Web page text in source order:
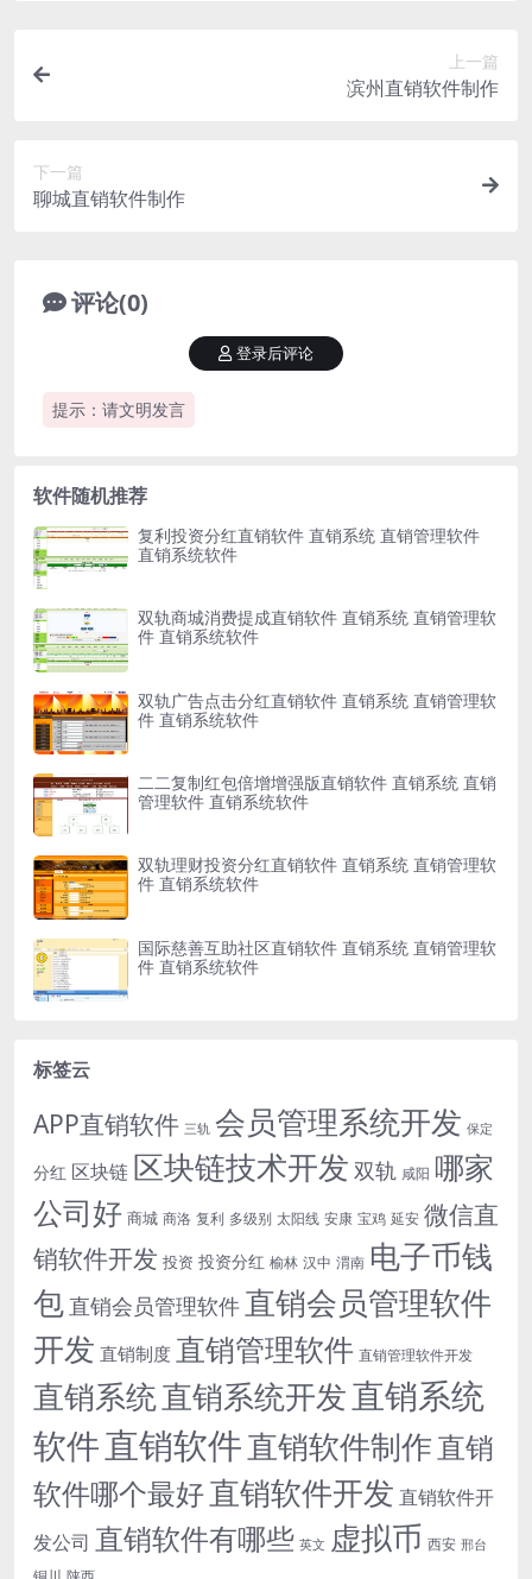
上一篇
滨州直销软件制作
下一篇
聊城直销软件制作
评论(0)
提示：请文明发言
登录后评论
软件随机推荐
复利投资分红直销软件 直销系统 直销管理软件
直销系统软件
双轨商城消费提成直销软件 直销系统 直销管理软
件 直销系统软件
双轨广告点击分红直销软件 直销系统 直销管理软
件 直销系统软件
二二复制红包倍增增强版直销软件 直销系统 直销
管理软件 直销系统软件
双轨理财投资分红直销软件 直销系统 直销管理软
件 直销系统软件
国际慈善互助社区直销软件 直销系统 直销管理软
件 直销系统软件
标签云
APP直销软件 三轨 会员管理系统开发 保定
分红 区块链 区块链技术开发 双轨 咸阳 哪家
公司好 商城 商洛 复利 多级别 太阳线 安康 宝鸡 延安 微信直
销软件开发 投资 投资分红 榆林 汉中 渭南 电子币钱
包 直销会员管理软件 直销会员管理软件
开发 直销制度 直销管理软件 直销管理软件开发
直销系统直销系统开发直销系统
软件直销软件直销软件制作直销
软件哪个最好直销软件开发 直销软件开
发公司 直销软件有哪些 英文 虚拟币 西安 邢台